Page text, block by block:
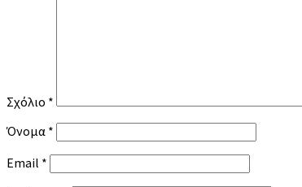
Σχόλιο *
Όνομα *
Email *